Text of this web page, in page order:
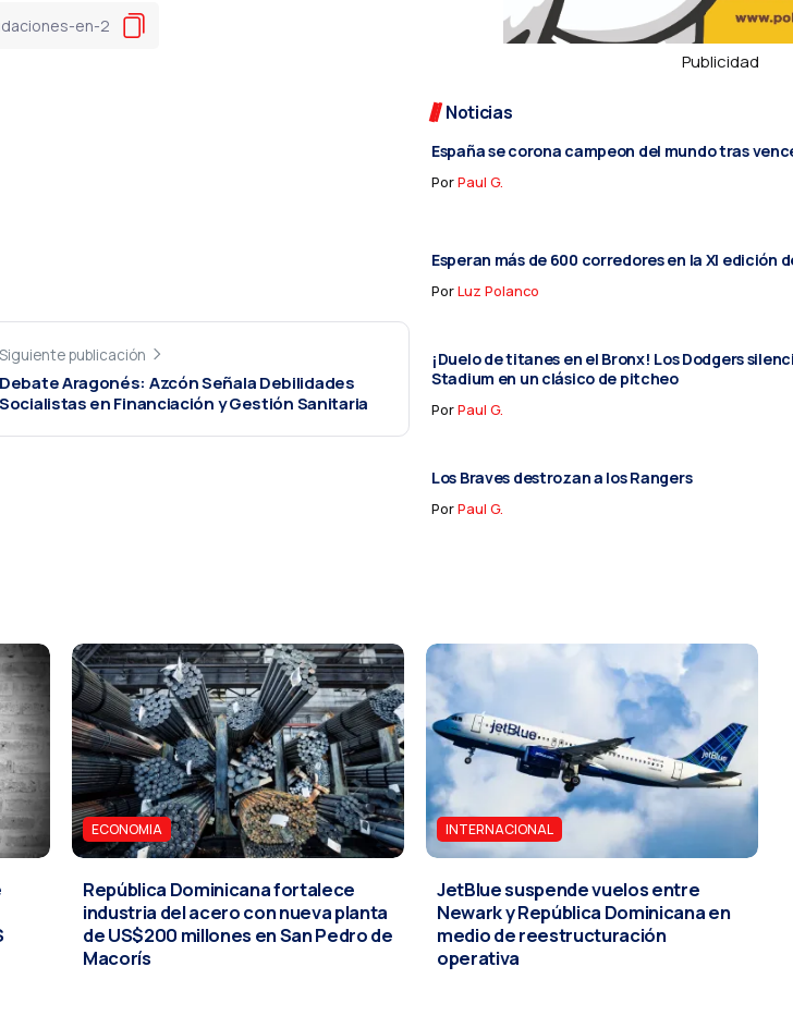
Siguiente publicación
Debate Aragonés: Azcón Señala Debilidades
Socialistas en Financiación y Gestión Sanitaria
Publicidad
Noticias
España se corona campeon del mundo tras
PorPaul G.
Esperan más de 600 corredores en la XI edición
PorLuz Polanco
¡Duelo de titanes en el Bronx! Los Dodgers
Stadium en un clásico de pitcheo
PorPaul G.
Los Braves destrozan a los Rangers
PorPaul G.
ECONOMIA
República Dominicana fortalece
industria del acero con nueva planta
de US$200 millones en San Pedro de
Macorís
INTERNACIONAL
JetBlue suspende vuelos entre
Newark y República Dominicana en
medio de reestructuración
operativa